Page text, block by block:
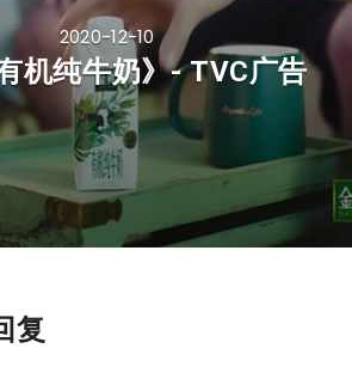
2020-12-10
机纯牛奶》- TVC广告
复